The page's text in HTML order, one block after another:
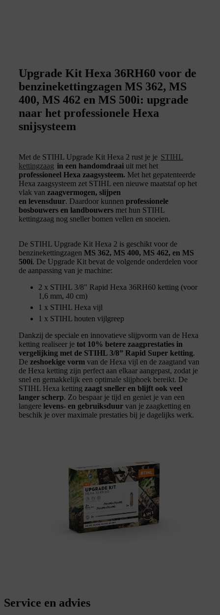
Upgrade Kit Hexa 36RH60 voor de
benzinekettingzagen MS 362, MS
400, MS 462 en MS 500i: upgrade
naar het professionele Hexa
snijsysteem
Met de STIHL Upgrade Kit Hexa 2 rust je je STIHL
kettingzaag in een handomdraai uit met het
professioneel Hexa zaagsysteem. Met het gepatenteerde
Hexa zaagsysteem zet STIHL een nieuwe maatstaf op het
vlak van zaagvermogen, slijpen
en levensduur. Daardoor kunnen professionele
bosbouwers en landbouwers met hun STIHL
kettingzaag nog sneller bomen vellen en snoeien.
De STIHL Upgrade Kit Hexa 2 is geschikt voor de
benzinekettingzagen MS 362, MS 400, MS 462, en MS
500i. De Upgrade Kit bevat de volgende onderdelen voor
de aanpassing van je machine:
2 x STIHL 3/8" Rapid Hexa 36RH60 ketting (voor
1,6 mm, 40 cm)
1 x STIHL Hexa vijl
1 x STIHL houten vijlgreep
Dankzij de speciale en innovatieve slijpvorm van de Hexa
ketting realiseer je tot 10% betere zaagprestaties in
vergelijking met de STIHL 3/8” Rapid Super ketting.
De zeshoekige vorm van de Hexa vijl en de zaagtand van
de Hexa ketting zijn perfect aan elkaar aangepast, zodat je
snel en gemakkelijk een optimale slijphoek bereikt. De
STIHL Hexa ketting zaagt sneller en blijft ook veel
langer scherp. Zo bespaar je tijd en geniet je van een
langere levens- en gebruiksduur van je zaagketting en
beschik je over maximale prestaties bij je dagelijks werk.
Service en advies